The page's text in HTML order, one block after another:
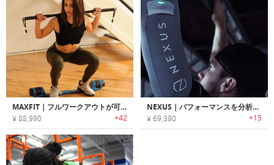
MAXFIT｜フルワークアウトが可能なポータブルスマートジム「マックスフィット」
¥ 88,990 +42
NEXUS｜パフォーマンスを分析・改善するワークアウトスリーブ「ネクサス」
¥ 69,390 +15